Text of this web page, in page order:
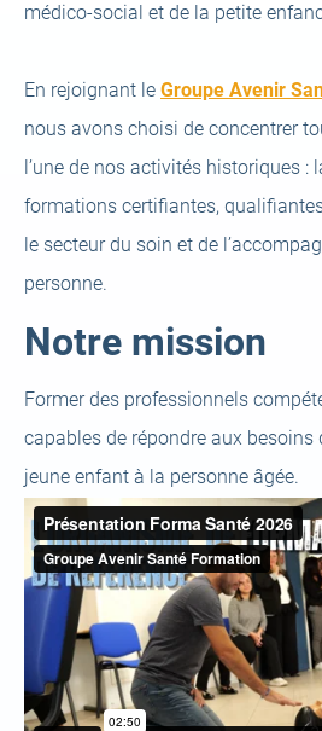
médico-social et de la petite
En rejoignant le Groupe Avenir
nous avons choisi de concentrer
l’une de nos activités historiques
formations certifiantes,
le secteur du soin et de
personne.
Notre mission
Former des professionnels
capables de répondre aux besoins
jeune enfant à la personne âgée.